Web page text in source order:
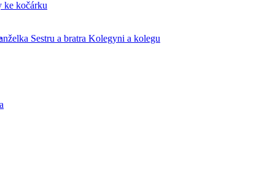
ke kočárku
Sestru a bratra Kolegyni a kolegu